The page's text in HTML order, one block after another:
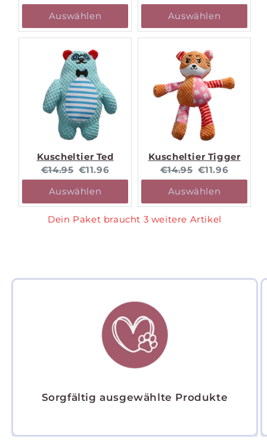
price:
price:
Auswählen
price:
price:
Auswählen
Kuscheltier Ted
Original
price:
€14.95 Current
price:
€11.96
Auswählen
Kuscheltier Tigger
Original
price:
€14.95 Current
price:
€11.96
Auswählen
Dein Paket braucht 3 weitere Artikel
Sorgfältig ausgewählte Produkte